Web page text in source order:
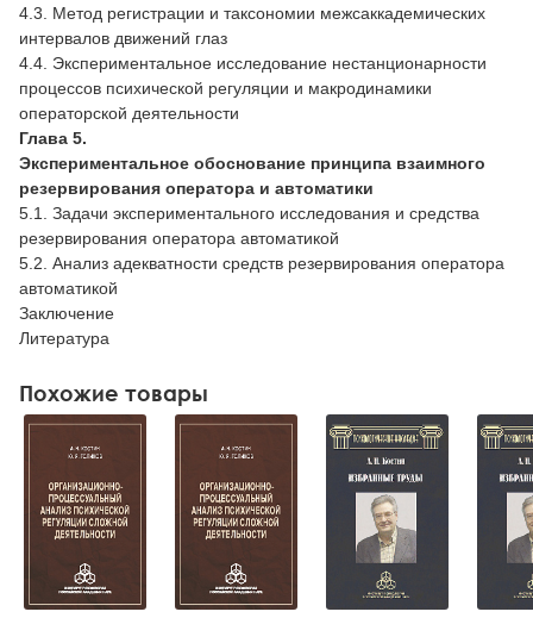
4.3. Метод регистрации и таксономии межсаккадемических
интервалов движений глаз
4.4. Экспериментальное исследование нестанционарности
процессов психической регуляции и макродинамики
операторской деятельности
Глава 5.
Экспериментальное обоснование принципа взаимного
резервирования оператора и автоматики
5.1. Задачи экспериментального исследования и средства
резервирования оператора автоматикой
5.2. Анализ адекватности средств резервирования оператора
автоматикой
Заключение
Литература
Похожие товары